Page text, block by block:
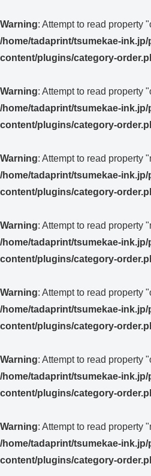
Warning: Attempt to read property
/home/tadaprint/tsumekae-
content/plugins/category-
Warning: Attempt to read property
/home/tadaprint/tsumekae-
content/plugins/category-
Warning: Attempt to read property
/home/tadaprint/tsumekae-
content/plugins/category-
Warning: Attempt to read property
/home/tadaprint/tsumekae-
content/plugins/category-
Warning: Attempt to read property
/home/tadaprint/tsumekae-
content/plugins/category-
Warning: Attempt to read property
/home/tadaprint/tsumekae-
content/plugins/category-
Warning: Attempt to read property
/home/tadaprint/tsumekae-
content/plugins/category-